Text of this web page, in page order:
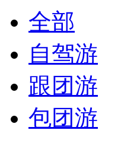
全部
自驾游
跟团游
包团游